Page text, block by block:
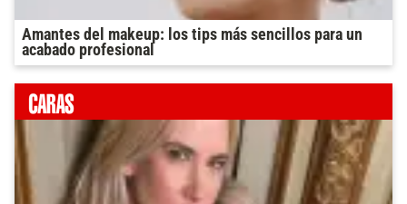
Amantes del makeup: los tips más sencillos para un
acabado profesional